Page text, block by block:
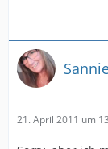
21. April 2011 um